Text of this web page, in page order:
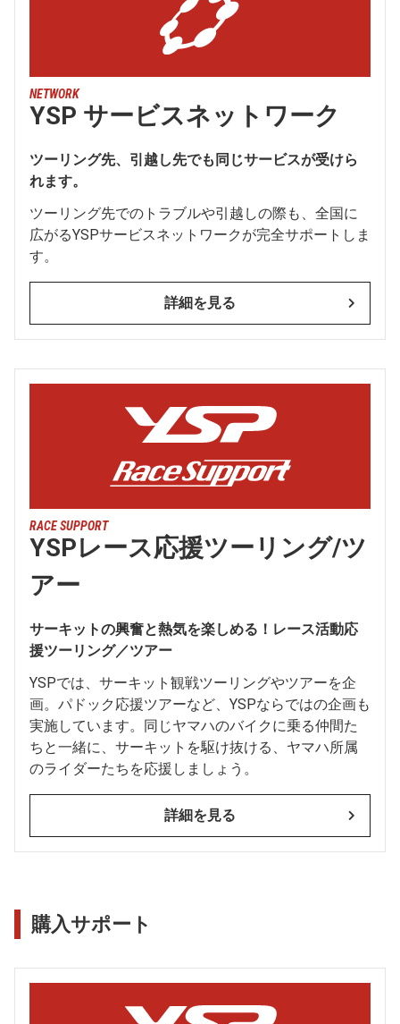
NETWORK
YSP サービスネットワーク
ツーリング先、引越し先でも同じサービスが受けら
れます。
ツーリング先でのトラブルや引越しの際も、全国に
広がるYSPサービスネットワークが完全サポートしま
す。
詳細を見る
RACE SUPPORT
YSPレース応援ツーリング/ツ
アー
サーキットの興奮と熱気を楽しめる！レース活動応
援ツーリング／ツアー
YSPでは、サーキット観戦ツーリングやツアーを企
画。パドック応援ツアーなど、YSPならではの企画も
実施しています。同じヤマハのバイクに乗る仲間た
ちと一緒に、サーキットを駆け抜ける、ヤマハ所属
のライダーたちを応援しましょう。
詳細を見る
購入サポート